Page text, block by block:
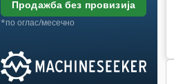
продажба без провизија
*по оглас/месечно